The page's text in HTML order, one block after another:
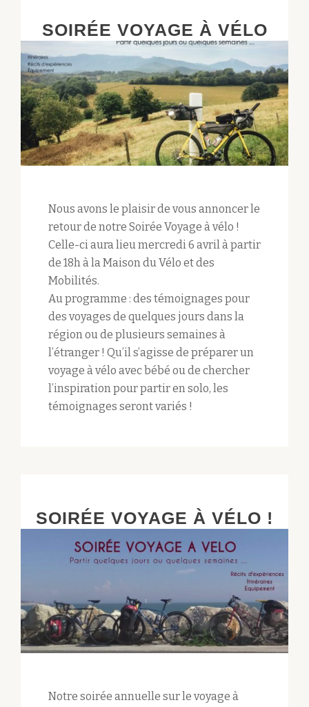
RIDE
SOIRÉE VOYAGE À VÉLO
Nous avons le plaisir de vous annoncer le
retour de notre Soirée Voyage à vélo !
Celle-ci aura lieu mercredi 6 avril à partir
de 18h à la Maison du Vélo et des
Mobilités.
Au programme : des témoignages pour
des voyages de quelques jours dans la
région ou de plusieurs semaines à
l’étranger ! Qu’il s’agisse de préparer un
voyage à vélo avec bébé ou de chercher
l’inspiration pour partir en solo, les
témoignages seront variés !
SOIRÉE VOYAGE À VÉLO !
Notre soirée annuelle sur le voyage à